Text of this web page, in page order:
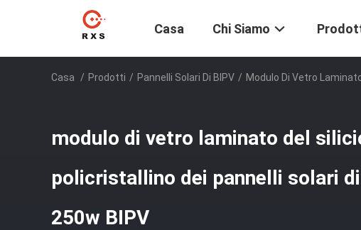
Casa Chi Siamo
Casa / Prodotti / Pannelli Solari Di BIPV / Modulo Di Vetro
modulo di vetro laminato del
policristallino dei pannelli solari
250w BIPV